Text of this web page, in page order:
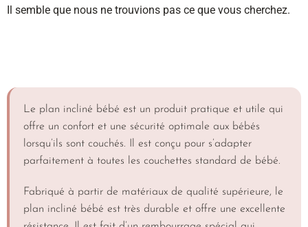
Il semble que nous ne trouvions pas ce que vous cherchez.
Le plan incliné bébé est un produit pratique et utile qui
offre un confort et une sécurité optimale aux bébés
lorsqu’ils sont couchés. Il est conçu pour s’adapter
parfaitement à toutes les couchettes standard de bébé.
Fabriqué à partir de matériaux de qualité supérieure, le
plan incliné bébé est très durable et offre une excellente